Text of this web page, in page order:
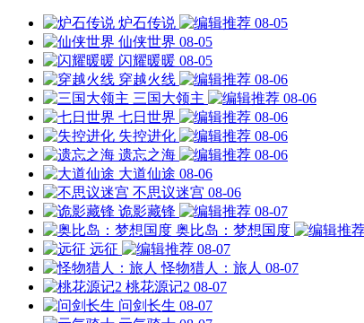
炉石传说
08-05
仙侠世界 08-05
闪耀暖暖 08-05
穿越火线
08-06
三国大领主
08-06
七日世界
08-06
失控进化
08-06
遗忘之海
08-06
大道仙途 08-06
不思议迷宫 08-06
诡影藏锋
08-07
奥比岛：梦想国度
远征
08-07
怪物猎人：旅人 08-07
桃花源记2 08-07
问剑长生 08-07